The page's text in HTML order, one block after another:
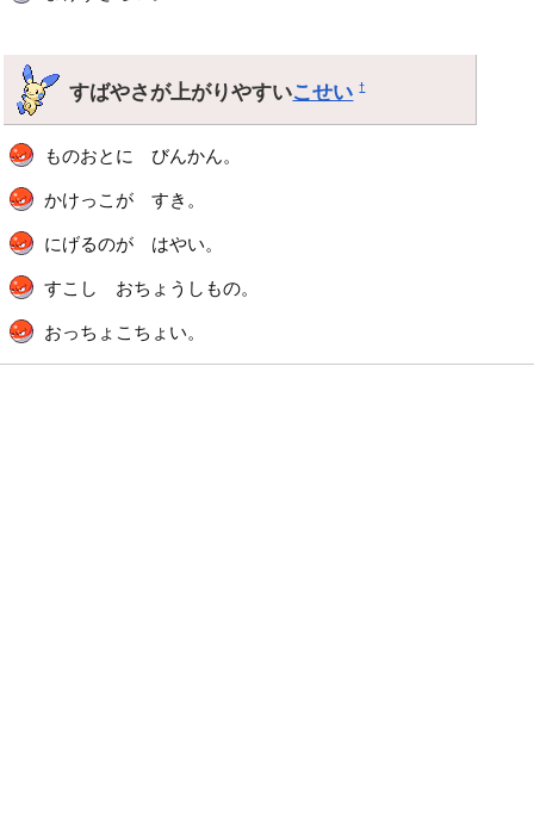
すばやさが上がりやすいこせい †
ものおとに びんかん。
かけっこが すき。
にげるのが はやい。
すこし おちょうしもの。
おっちょこちょい。